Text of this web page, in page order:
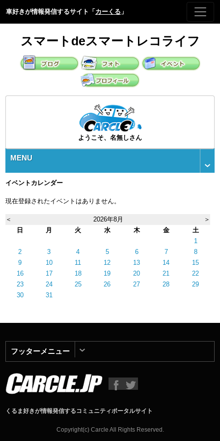
車好きが情報発信するサイト「 カーくる 」
スマートdeスマートレコライフ
ようこそ、名無しさん
MENU
イベントカレンダー
現在登録されたイベントはありません。
＜ 2026年8月
＞
日
月 火 水 木 金
土
1
2
3 4 5 6 7
8
9
10 11 12 13 14
15
16
17 18 19 20 21
22
23
24 25 26 27 28
29
30
31
フッターメニュー
くるま好きが情報発信するコミュニティポータルサイト
Copyright(c) Carcle All Rights Reserved.